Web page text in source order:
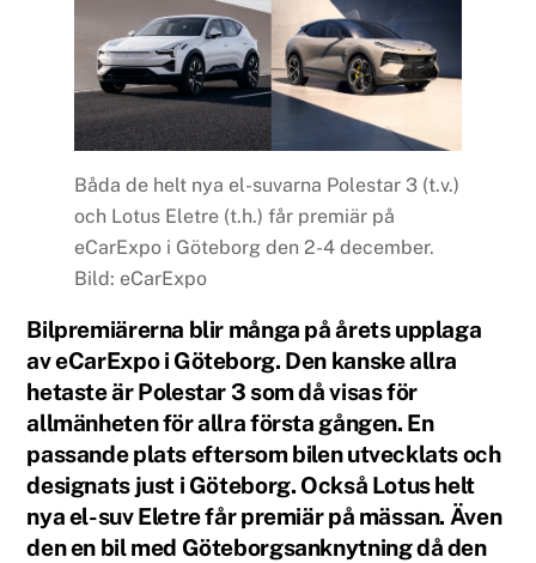
Båda de helt nya el-suvarna Polestar 3 (t.v.)
och Lotus Eletre (t.h.) får premiär på
eCarExpo i Göteborg den 2-4 december.
Bild: eCarExpo
Bilpremiärerna blir många på årets upplaga
av eCarExpo i Göteborg. Den kanske allra
hetaste är Polestar 3 som då visas för
allmänheten för allra första gången. En
passande plats eftersom bilen utvecklats och
designats just i Göteborg. Också Lotus helt
nya el-suv Eletre får premiär på mässan. Även
den en bil med Göteborgsanknytning då den